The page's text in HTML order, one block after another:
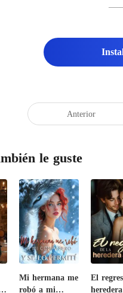
aron al
Anterior
le guste
Mi hermana me
robó a mi
El
heredera